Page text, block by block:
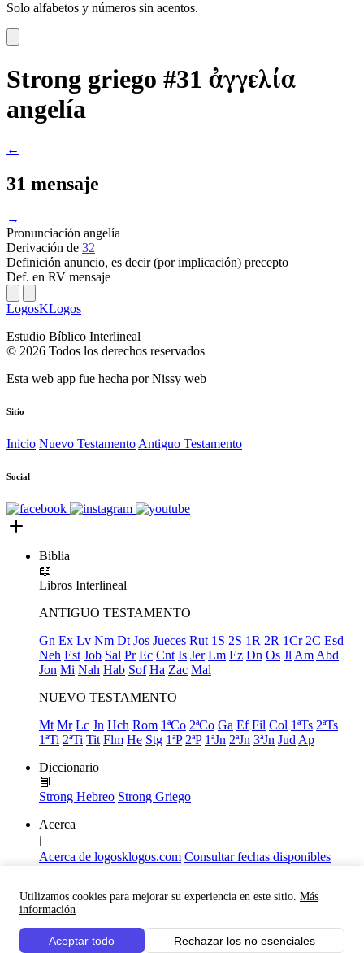
Utilizamos cookies para mejorar su experiencia en este sitio. Más
información
Aceptar todo Rechazar los no esenciales
Solo alfabetos y números sin acentos.
Strong griego #31 ἀγγελία
angelía
←
31 mensaje
→
Pronunciación angelía
Derivación de 32
Definición anuncio, es decir (por implicación) precepto
Def. en RV mensaje
LogosKLogos
Estudio Bíblico Interlineal
© 2026 Todos los derechos reservados
Esta web app fue hecha porNissy web
Sitio
Inicio Nuevo Testamento Antiguo Testamento
Social
Biblia
📖
Libros Interlineal
ANTIGUO TESTAMENTO
Gn Ex Lv Nm Dt Jos Jueces Rut 1S 2S 1R 2R 1Cr 2C Esd
Neh Est Job Sal Pr Ec Cnt Is Jer Lm Ez Dn Os Jl Am Abd
Jon Mi Nah Hab Sof Ha Zac Mal
NUEVO TESTAMENTO
Mt Mr Lc Jn Hch Rom 1ªCo 2ªCo Ga Ef Fil Col 1ªTs 2ªTs
1ªTi 2ªTi Tit Flm He Stg 1ªP 2ªP 1ªJn 2ªJn 3ªJn Jud Ap
Diccionario
📘
Strong Hebreo Strong Griego
Acerca
ℹ️
Acerca de logosklogos.com Consultar fechas disponibles
Links útiles
Facebook